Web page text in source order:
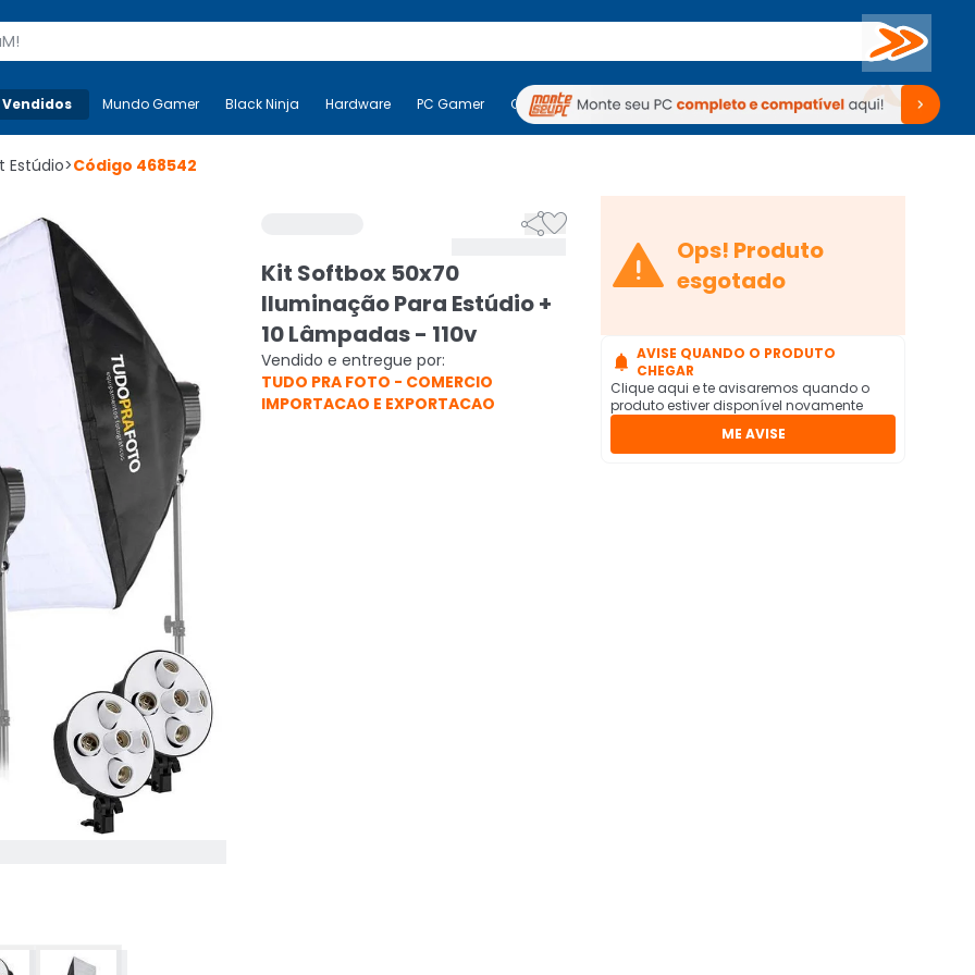
Buscar
Mais-v- Mundo Gamer Black Ninja Hardware PC Gamer Computadores Periféricos TV Venda no KaBuM!
Mundo Gamer Black Ninja Hardware PC Gamer Computadores Periféricos TV Venda no KaBuM!
Estúdio>Código 468542

Kit Softbox 50x70
Iluminação Para Estúdio +
10 Lâmpadas - 110v
Vendido e entregue por:
TUDO PRA FOTO - COMERCIO
IMPORTACAO E EXPORTACAO
 Ops! Produto
esgotado
 AVISE QUANDO O PRODUTO
CHEGAR
Clique aqui e te avisaremos quando o
produto estiver disponível novamente
ME AVISE